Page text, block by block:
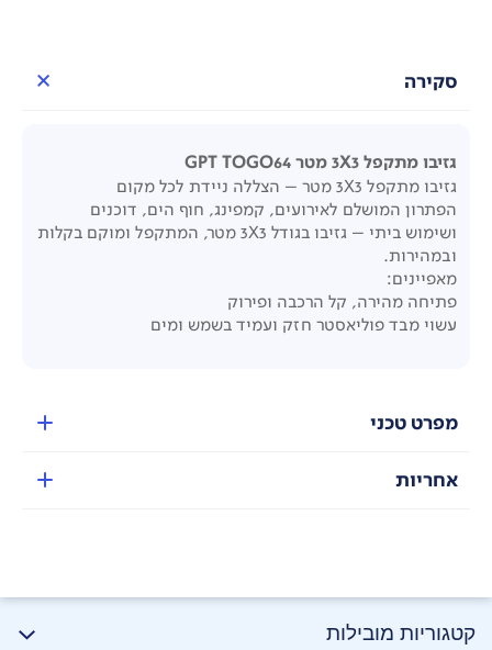
סקירה
גזיבו מתקפל 3X3 מטר GPT TOGO64
גזיבו מתקפל 3X3 מטר – הצללה ניידת לכל מקום
הפתרון המושלם לאירועים, קמפינג, חוף הים, דוכנים
ושימוש ביתי – גזיבו בגודל 3X3 מטר, המתקפל ומוקם בקלות
ובמהירות.
מאפיינים:
פתיחה מהירה, קל הרכבה ופירוק
עשוי מבד פוליאסטר חזק ועמיד בשמש ומים
מפרט טכני
אחריות
קטגוריות מובילות